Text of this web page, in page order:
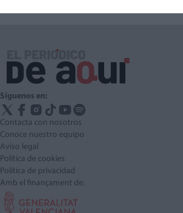
Síguenos en:
Contacta con nosotros
Conoce nuestro equipo
Aviso legal
Política de cookies
Política de privacidad
Amb el finançament de: